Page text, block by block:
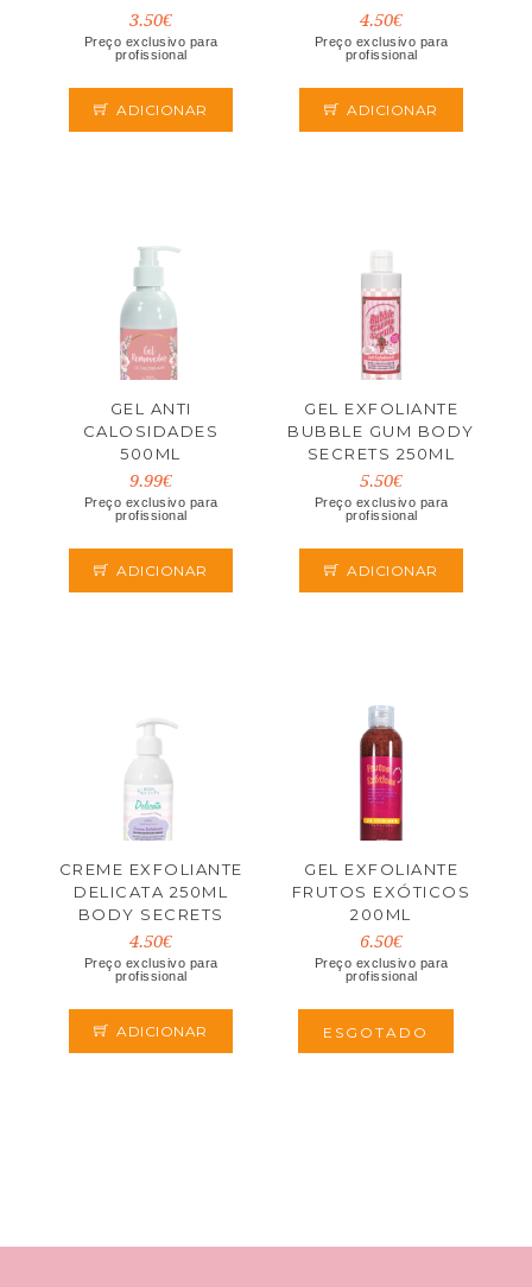
3.50€
Preço exclusivo para
profissional
ADICIONAR
4.50€
Preço exclusivo para
profissional
ADICIONAR
GEL ANTI
CALOSIDADES
500ML
9.99€
Preço exclusivo para
profissional
ADICIONAR
GEL EXFOLIANTE
BUBBLE GUM BODY
SECRETS 250ML
5.50€
Preço exclusivo para
profissional
ADICIONAR
CREME EXFOLIANTE
DELICATA 250ML
BODY SECRETS
4.50€
Preço exclusivo para
profissional
ADICIONAR
GEL EXFOLIANTE
FRUTOS EXÓTICOS
200ML
6.50€
Preço exclusivo para
profissional
ESGOTADO